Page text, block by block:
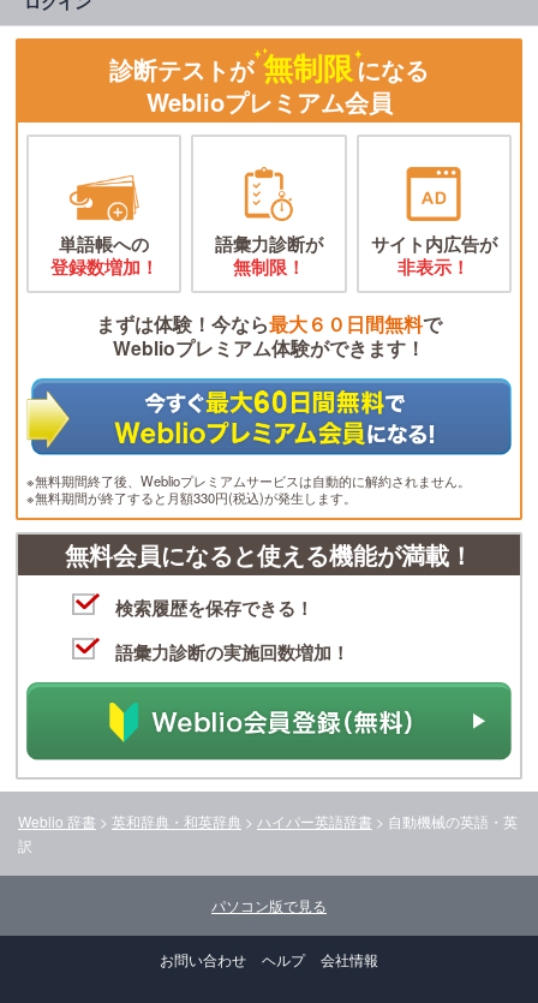
診断テストが 無制限になる
Weblioプレミアム会員
単語帳への
登録数増加！
語彙力診断が
無制限！
サイト内広告が
非表示！
まずは体験！今なら最大６０日間無料で
Weblioプレミアム体験ができます！
※無料期間終了後、Weblioプレミアムサービスは自動的に解約されません。
※無料期間が終了すると月額330円(税込)が発生します。
無料会員になると使える機能が満載！
検索履歴を保存できる！
語彙力診断の実施回数増加！
Weblio 辞書 > 英和辞典・和英辞典 > ハイパー英語辞書 > 自動機械の英語・英
訳
パソコン版で見る
お問い合わせ ヘルプ 会社情報